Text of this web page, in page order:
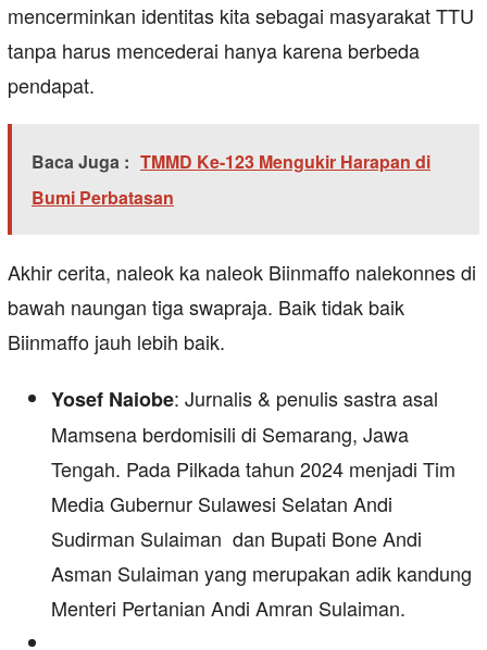
mencerminkan identitas kita sebagai masyarakat TTU
tanpa harus mencederai hanya karena berbeda
pendapat.
Baca Juga : TMMD Ke-123 Mengukir Harapan di
Bumi Perbatasan
Akhir cerita, naleok ka naleok Biinmaffo nalekonnes di
bawah naungan tiga swapraja. Baik tidak baik
Biinmaffo jauh lebih baik.
Yosef Naiobe: Jurnalis & penulis sastra asal
Mamsena berdomisili di Semarang, Jawa
Tengah. Pada Pilkada tahun 2024 menjadi Tim
Media Gubernur Sulawesi Selatan Andi
Sudirman Sulaiman dan Bupati Bone Andi
Asman Sulaiman yang merupakan adik kandung
Menteri Pertanian Andi Amran Sulaiman.